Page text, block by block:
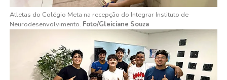
Atletas do Colégio Meta na recepção do Integrar Instituto de
Neurodesenvolvimento. Foto/Gleiciane Souza